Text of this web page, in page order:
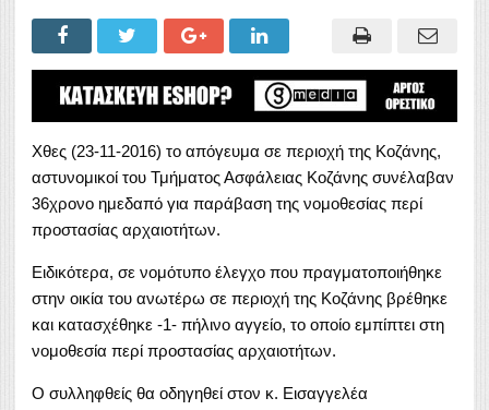
Χθες (23-11-2016) το απόγευμα σε περιοχή της Κοζάνης,
αστυνομικοί του Τμήματος Ασφάλειας Κοζάνης συνέλαβαν
36χρονο ημεδαπό για παράβαση της νομοθεσίας περί
προστασίας αρχαιοτήτων.
Ειδικότερα, σε νομότυπο έλεγχο που πραγματοποιήθηκε
στην οικία του ανωτέρω σε περιοχή της Κοζάνης βρέθηκε
και κατασχέθηκε -1- πήλινο αγγείο, το οποίο εμπίπτει στη
νομοθεσία περί προστασίας αρχαιοτήτων.
O συλληφθείς θα οδηγηθεί στον κ. Εισαγγελέα